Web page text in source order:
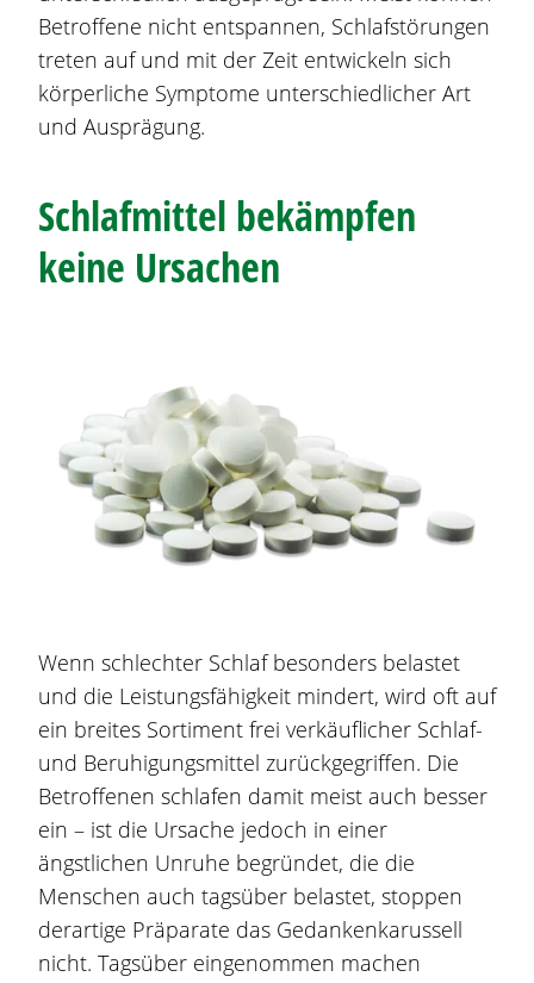
Betroffene nicht entspannen, Schlafstörungen
treten auf und mit der Zeit entwickeln sich
körperliche Symptome unterschiedlicher Art
und Ausprägung.
Schlafmittel bekämpfen
keine Ursachen
Wenn schlechter Schlaf besonders belastet
und die Leistungsfähigkeit mindert, wird oft auf
ein breites Sortiment frei verkäuflicher Schlaf-
und Beruhigungsmittel zurückgegriffen. Die
Betroffenen schlafen damit meist auch besser
ein – ist die Ursache jedoch in einer
ängstlichen Unruhe begründet, die die
Menschen auch tagsüber belastet, stoppen
derartige Präparate das Gedankenkarussell
nicht. Tagsüber eingenommen machen